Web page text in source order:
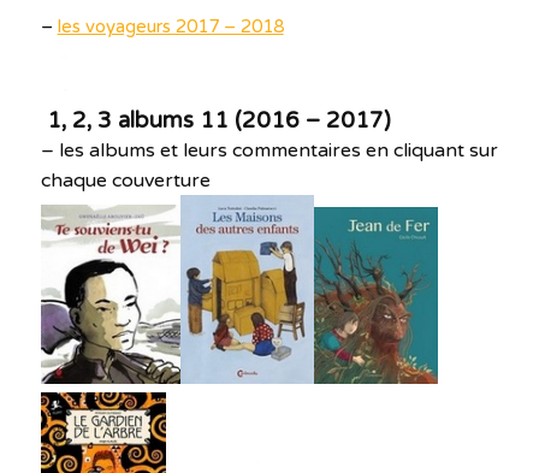
– les voyageurs 2017 – 2018
1, 2, 3 albums 11 (2016 – 2017)
– les albums et leurs commentaires en cliquant sur
chaque couverture